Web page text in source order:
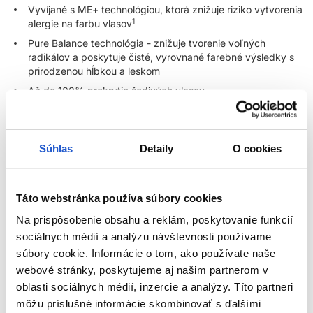
Súhlas Detaily O cookies
Táto webstránka používa súbory cookies
Na prispôsobenie obsahu a reklám, poskytovanie funkcií
sociálnych médií a analýzu návštevnosti používame
súbory cookie. Informácie o tom, ako používate naše
webové stránky, poskytujeme aj našim partnerom v
oblasti sociálnych médií, inzercie a analýzy. Títo partneri
môžu príslušné informácie skombinovať s ďalšími
Vyvíjané s ME+ technológiou, ktorá znižuje riziko vytvorenia
alergie na farbu vlasov1
Pure Balance technológia - znižuje tvorenie voľných
radikálov a poskytuje čisté, vyrovnané farebné výsledky s
prirodzenou hĺbkou a leskom
Až do 100% prekrytie šedivých vlasov
Vyvíjané s Metal Purifier - Pomáha predchádzať poškodeniu
farbenie po farbení. Nie je potreba používať kúru pre
neutralizáciu kovov keď používate farby Koleston Perfect.
Vegánska3
Žiadne testovanie na zvieratách4
Pomer miešania:
1 : 1 (1 časť farby k 1 časti vyvíjaču)
1 : 2 pri odtieňoch Special Blonde
ZOBRAZIŤ VIAC